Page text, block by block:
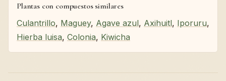
Plantas con compuestos similares
Culantrillo, Maguey, Agave azul, Axihuitl, Iporuru,
Hierba luisa, Colonia, Kiwicha